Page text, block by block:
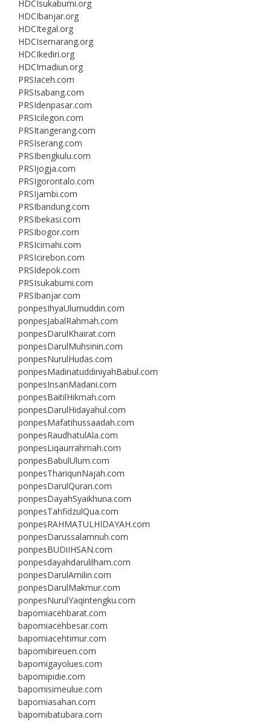
HDCIsukabumi.org
HDCIbanjar.org
HDCItegal.org
HDCIsemarang.org
HDCIkediri.org
HDCImadiun.org
PRSIaceh.com
PRSIsabang.com
PRSIdenpasar.com
PRSIcilegon.com
PRSItangerang.com
PRSIserang.com
PRSIbengkulu.com
PRSIjogja.com
PRSIgorontalo.com
PRSIjambi.com
PRSIbandung.com
PRSIbekasi.com
PRSIbogor.com
PRSIcimahi.com
PRSIcirebon.com
PRSIdepok.com
PRSIsukabumi.com
PRSIbanjar.com
ponpesIhyaUlumuddin.com
ponpesJabalRahmah.com
ponpesDarulKhairat.com
ponpesDarulMuhsinin.com
ponpesNurulHudas.com
ponpesMadinatuddiniyahBabul.com
ponpesInsanMadani.com
ponpesBaitilHikmah.com
ponpesDarulHidayahul.com
ponpesMafatihussaadah.com
ponpesRaudhatulAla.com
ponpesLiqaurrahmah.com
ponpesBabulUlum.com
ponpesThariqunNajah.com
ponpesDarulQuran.com
ponpesDayahSyaikhuna.com
ponpesTahfidzulQua.com
ponpesRAHMATULHIDAYAH.com
ponpesDarussalamnuh.com
ponpesBUDiIHSAN.com
ponpesdayahdarulilham.com
ponpesDarulAmilin.com
ponpesDarulMakmur.com
ponpesNurulYaqintengku.com
bapomiacehbarat.com
bapomiacehbesar.com
bapomiacehtimur.com
bapomibireuen.com
bapomigayolues.com
bapomipidie.com
bapomisimeulue.com
bapomiasahan.com
bapomibatubara.com